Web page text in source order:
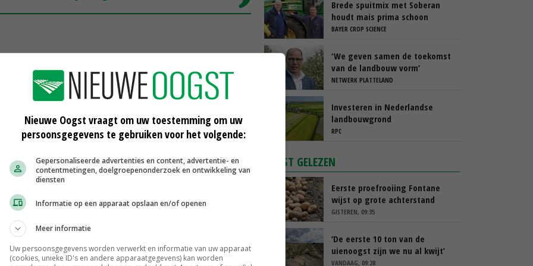
het pootgoed. De temperatuur van de grond kan
moet je eigenlijk zo snel mogelijk rooien. In
bij plaatsspecifieke loofdoding. 'Bij
middel afhankelijk van de vitaliteit van het loof. Bij
dat kan een nadelig effect hebben op het pootgoed',
precisielandbouwtechnieken. Plaatsspecifieke
phytophthora, bijbemesten en loofdoding kan
Tegelijk zijn de opbrengsten te verhogen.
Brede spuitmix met Soberan
houdt mais prima schoon
BAYER CROP SCIENCE
‘We geven samen de toekomst
van de landbouw vorm’
NETWERK PLATTELAND
Investeren in Nederlandse
landbouwgrond
RPC
MEEST GELEZEN
Eerste proefrooiing Fontane
wijst op grote achterstand
GISTEREN, 09:35
‘De eerste 10 ton van de
uienoogst zijn we nu al kwijt’
VANDAAG, 09:28
Nieuwe Oogst vraagt om uw toestemming om uw
persoonsgegevens te gebruiken voor het volgende:
Gepersonaliseerde advertenties en content, advertentie- en
contentmetingen, doelgroepenonderzoek en ontwikkeling van
diensten
Informatie op een apparaat opslaan en/of openen
Meer informatie
Uw persoonsgegevens worden verwerkt en informatie van uw apparaat
(cookies, unieke ID's en andere apparaatgegevens) kan worden